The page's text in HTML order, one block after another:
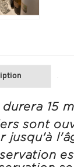
15
sont
jusqu'à